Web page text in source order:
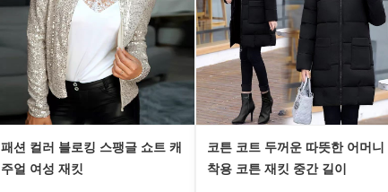
패션 컬러 블로킹 스팽글 쇼트 캐
주얼 여성 재킷
코튼 코트 두꺼운 따뜻한 어머니
착용 코튼 재킷 중간 길이